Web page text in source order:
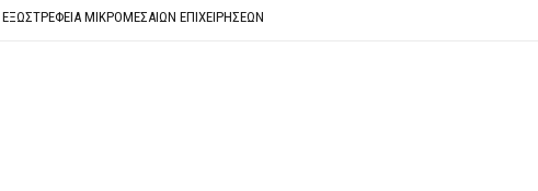
ΜΙΚΡΟΜΕΣΑΊΩΝ ΕΠΙΧΕΙΡΉΣΕΩΝ
ΕΡΩΤΉΣΕΙΣ ΑΠΑΝΤΉΣΕΙΣ